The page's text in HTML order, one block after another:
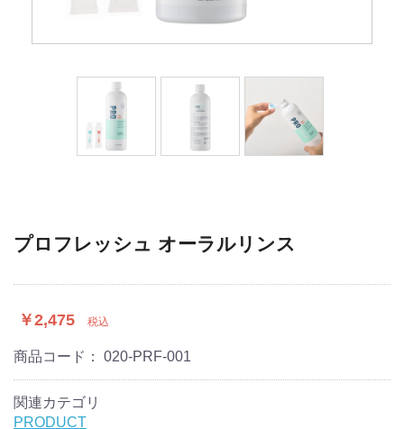
プロフレッシュ オーラルリンス
￥2,475 税込
商品コード： 020-PRF-001
関連カテゴリ
PRODUCT